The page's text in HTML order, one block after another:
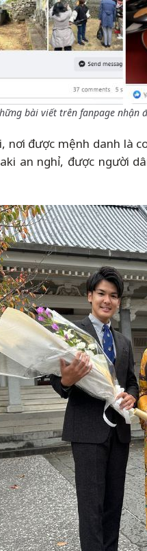
bài viết trên fanpage nhận
nơi được mệnh danh là
an nghỉ, được người